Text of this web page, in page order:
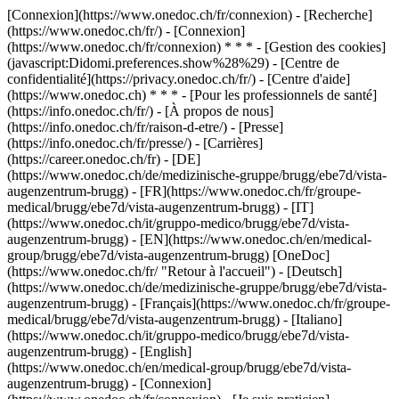
[Connexion](https://www.onedoc.ch/fr/connexion) - [Recherche]
(https://www.onedoc.ch/fr/) - [Connexion]
(https://www.onedoc.ch/fr/connexion) * * * - [Gestion des cookies]
(javascript:Didomi.preferences.show%28%29) - [Centre de
confidentialité](https://privacy.onedoc.ch/fr/) - [Centre d'aide]
(https://www.onedoc.ch) * * * - [Pour les professionnels de santé]
(https://info.onedoc.ch/fr/) - [À propos de nous]
(https://info.onedoc.ch/fr/raison-d-etre/) - [Presse]
(https://info.onedoc.ch/fr/presse/) - [Carrières]
(https://career.onedoc.ch/fr) - [DE]
(https://www.onedoc.ch/de/medizinische-gruppe/brugg/ebe7d/vista-
augenzentrum-brugg) - [FR](https://www.onedoc.ch/fr/groupe-
medical/brugg/ebe7d/vista-augenzentrum-brugg) - [IT]
(https://www.onedoc.ch/it/gruppo-medico/brugg/ebe7d/vista-
augenzentrum-brugg) - [EN](https://www.onedoc.ch/en/medical-
group/brugg/ebe7d/vista-augenzentrum-brugg) [OneDoc]
(https://www.onedoc.ch/fr/ "Retour à l'accueil") - [Deutsch]
(https://www.onedoc.ch/de/medizinische-gruppe/brugg/ebe7d/vista-
augenzentrum-brugg) - [Français](https://www.onedoc.ch/fr/groupe-
medical/brugg/ebe7d/vista-augenzentrum-brugg) - [Italiano]
(https://www.onedoc.ch/it/gruppo-medico/brugg/ebe7d/vista-
augenzentrum-brugg) - [English]
(https://www.onedoc.ch/en/medical-group/brugg/ebe7d/vista-
augenzentrum-brugg) - [Connexion]